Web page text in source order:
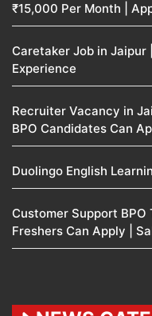
₹15,000 Per Month |
Caretaker Job in Jaipur
Experience
Recruiter Vacancy in
BPO Candidates Can
Duolingo English
Customer Support BPO
Freshers Can Apply |